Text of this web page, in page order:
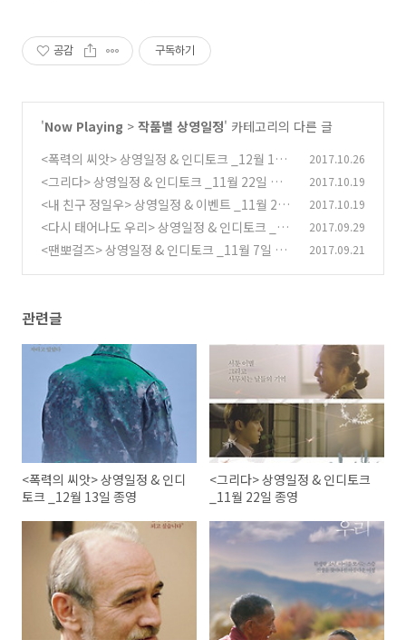
공감 구독하기
'Now Playing > 작품별 상영일정' 카테고리의 다른 글
<폭력의 씨앗> 상영일정 & 인디토크 _12월 13
일 종영
(0)
2017.10.26
<그리다> 상영일정 & 인디토크 _11월 22일 종
영
(0)
2017.10.19
<내 친구 정일우> 상영일정 & 이벤트 _11월 29
일 종영
(0)
2017.10.19
<다시 태어나도 우리> 상영일정 & 인디토크 _11
월 8일 종영 (0)
2017.09.29
<땐뽀걸즈> 상영일정 & 인디토크 _11월 7일 종
2017.09.21
관련글
<폭력의 씨앗> 상영일정 & 인디
토크 _12월 13일 종영
<그리다> 상영일정 & 인디토크
_11월 22일 종영